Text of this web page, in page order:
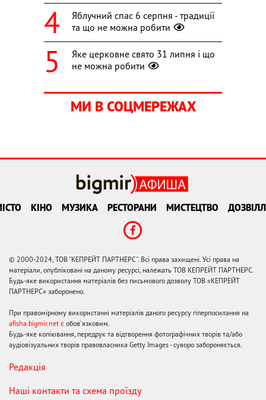
Яблучний спас 6 серпня - традиції
та що не можна робити
Яке церковне свято 31 липня і що
не можна робити
МИ В СОЦМЕРЕЖАХ
КІНО МУЗИКА РЕСТОРАНИ МИСТЕЦТВО
© 2000-2024, ТОВ "КЕПРЕЙТ ПАРТНЕРС". Всі права захищені. Усі права на
матеріали, опубліковані на даному ресурсі, належать ТОВ КЕПРЕЙТ ПАРТНЕРС.
Будь-яке використання матеріалів без письмового дозволу ТОВ «КЕПРЕЙТ
ПАРТНЕРС» заборонено.
При правомірному використанні матеріалів даного ресурсу гіперпосилання на
afisha.bigmir.net є обов'язковим.
Будь-яке копіювання, передрук та відтворення фотографічних творів та/або
аудіовізуальних творів правовласника Getty Images - суворо забороняється.
Редакція
Наші контакти та схема проїзду